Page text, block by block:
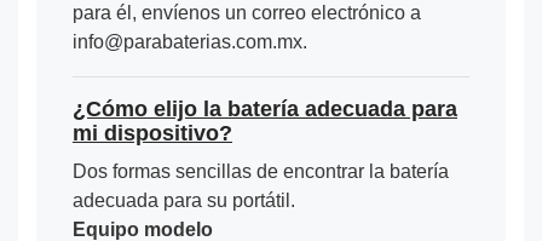
para él, envíenos un correo electrónico a
info@parabaterias.com.mx.
¿Cómo elijo la batería adecuada para
mi dispositivo?
Dos formas sencillas de encontrar la batería
adecuada para su portátil.
Equipo modelo